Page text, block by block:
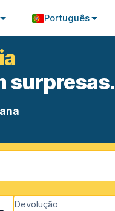
Português
surpresas.
Devolução